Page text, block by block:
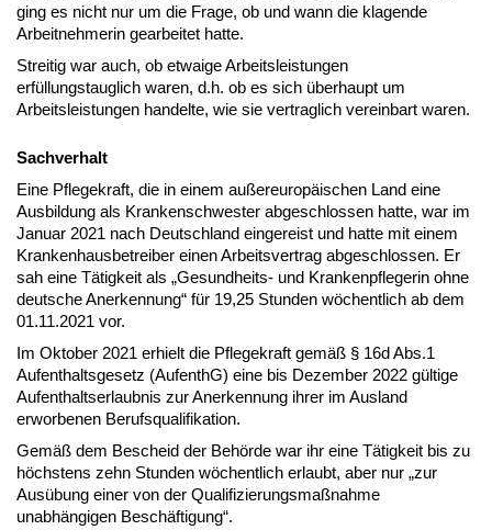
ging es nicht nur um die Frage, ob und wann die klagende
Arbeitnehmerin gearbeitet hatte.
Streitig war auch, ob etwaige Arbeitsleistungen
erfüllungstauglich waren, d.h. ob es sich überhaupt um
Arbeitsleistungen handelte, wie sie vertraglich vereinbart waren.
Sachverhalt
Eine Pflegekraft, die in einem außereuropäischen Land eine
Ausbildung als Krankenschwester abgeschlossen hatte, war im
Januar 2021 nach Deutschland eingereist und hatte mit einem
Krankenhausbetreiber einen Arbeitsvertrag abgeschlossen. Er
sah eine Tätigkeit als „Gesundheits- und Krankenpflegerin ohne
deutsche Anerkennung“ für 19,25 Stunden wöchentlich ab dem
01.11.2021 vor.
Im Oktober 2021 erhielt die Pflegekraft gemäß § 16d Abs.1
Aufenthaltsgesetz (AufenthG) eine bis Dezember 2022 gültige
Aufenthaltserlaubnis zur Anerkennung ihrer im Ausland
erworbenen Berufsqualifikation.
Gemäß dem Bescheid der Behörde war ihr eine Tätigkeit bis zu
höchstens zehn Stunden wöchentlich erlaubt, aber nur „zur
Ausübung einer von der Qualifizierungsmaßnahme
unabhängigen Beschäftigung“.